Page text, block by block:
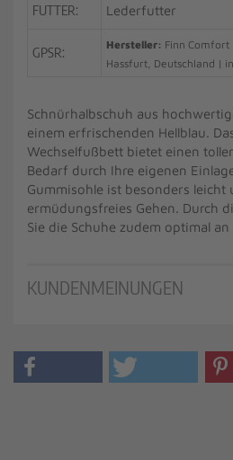
FUTTER: Lederfutter
GPSR: Hersteller: Finn
Hassfurt, Deutschland |
Schnürhalbschuh aus
einem erfrischenden Hellblau.
Wechselfußbett bietet einen
Bedarf durch Ihre eigenen
Gummisohle ist besonders leicht
ermüdungsfreies Gehen. Durch
Sie die Schuhe zudem optimal
KUNDENMEINUNGEN